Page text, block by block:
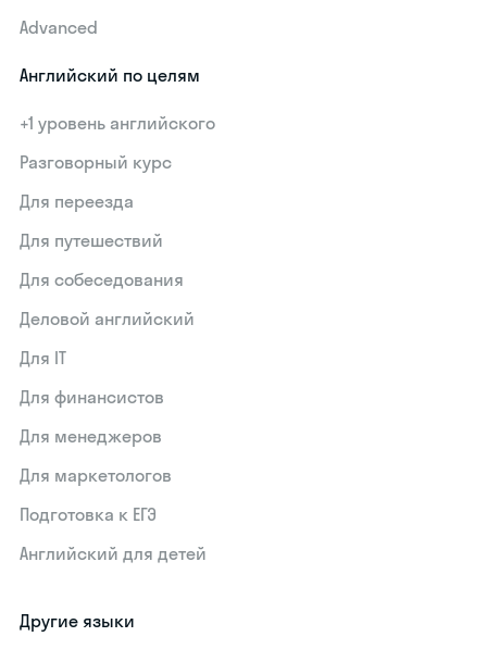
Advanced
Английский по целям
+1 уровень английского
Разговорный курс
Для переезда
Для путешествий
Для собеседования
Деловой английский
Для IT
Для финансистов
Для менеджеров
Для маркетологов
Подготовка к ЕГЭ
Английский для детей
Другие языки